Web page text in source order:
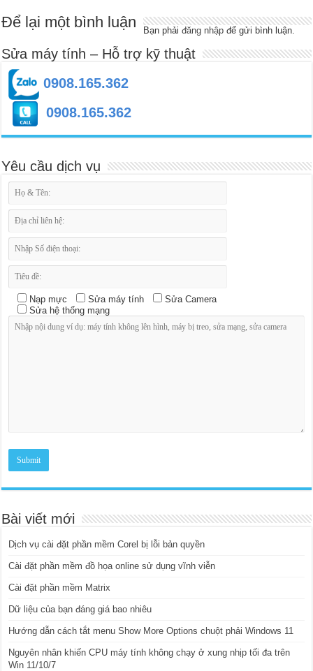
Để lại một bình luận Bạn phảiđăng nhập để gửi bình luận.
Sửa máy tính – Hỗ trợ kỹ thuật
0908.165.362
0908.165.362
Yêu cầu dịch vụ
Nạp mực Sửa máy tính
Sửa Camera
Sửa hệ thống mạng
Bài viết mới
Dịch vụ cài đặt phần mềm Corel bị lỗi bản quyền
Cài đặt phần mềm đồ họa online sử dụng vĩnh viễn
Cài đặt phần mềm Matrix
Dữ liệu của bạn đáng giá bao nhiêu
Hướng dẫn cách tắt menu Show More Options chuột phải Windows 11
Nguyên nhân khiến CPU máy tính không chạy ở xung nhịp tối đa trên
Win 11/10/7